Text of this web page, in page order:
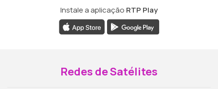
Instale a aplicação RTP Play
Redes de Satélites